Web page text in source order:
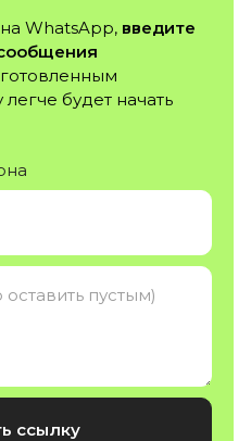
WhatsApp, введите
будет начать
ссылку